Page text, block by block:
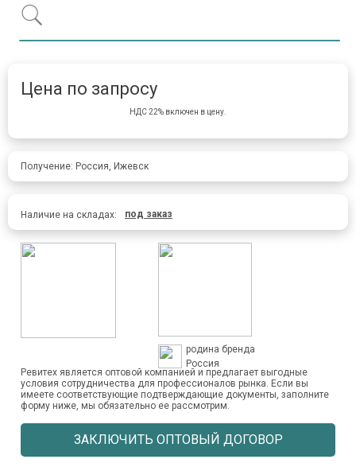
Цена по запросу
НДС 22% включен в цену.
Получение: Россия, Ижевск
Наличие на складах: под заказ
родина бренда
Россия
Ревитех является оптовой компанией и предлагает выгодные
условия сотрудничества для профессионалов рынка. Если вы
имеете соответствующие подтверждающие документы, заполните
форму ниже, мы обязательно ее рассмотрим.
ЗАКЛЮЧИТЬ ОПТОВЫЙ ДОГОВОР